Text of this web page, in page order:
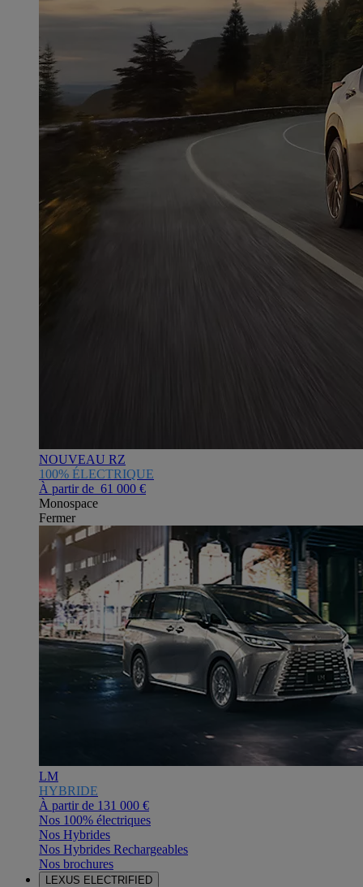
NOUVEAU RZ
100% ÉLECTRIQUE
À partir de 61 000 €
Monospace
Fermer
LM
HYBRIDE
À partir de 131 000 €
Nos 100% électriques
Nos Hybrides
Nos Hybrides Rechargeables
Nos brochures
LEXUS ELECTRIFIED